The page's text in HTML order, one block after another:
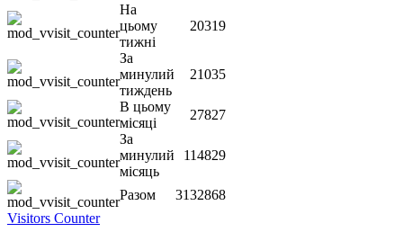
На
цьому
тижні
20319
За
минулий
тиждень
21035
В цьому
місяці
27827
За
минулий
місяць
114829
Разом
3132868
Visitors Counter